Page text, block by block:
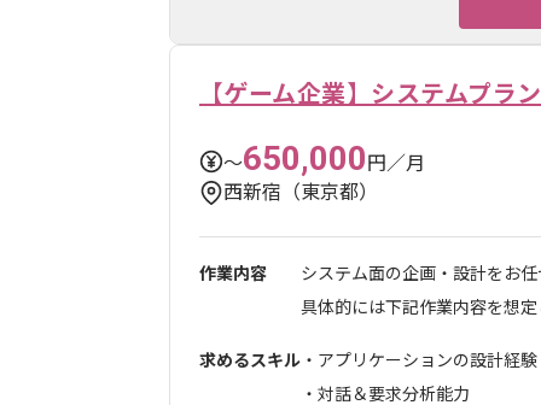
【ゲーム企業】システムプラ
〜650,000円／月
西新宿（東京都）
作業内容
システム面の企画・設計をお
具体的には下記作業内容を想定
求めるスキル ・アプリケーションの設計経
・対話＆要求分析能力